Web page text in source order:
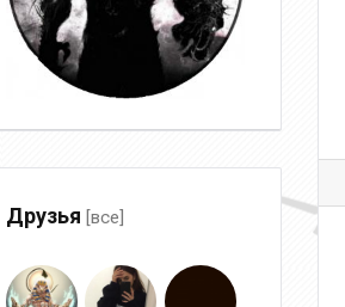
Друзья [все]